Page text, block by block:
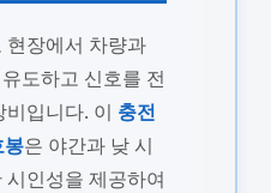
현장에서 차량과
도하고 신호를 전
입니다. 이 충전
봉은 야간과 낮 시
인성을 제공하여